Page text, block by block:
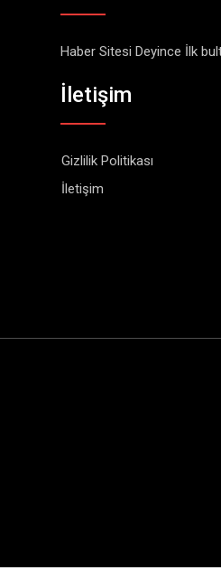
Haber Sitesi Deyince İlk
İletişim
Gizlilik Politikası
İletişim